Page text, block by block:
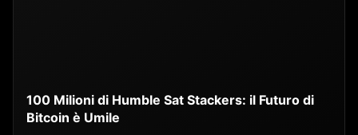
100 Milioni di Humble Sat Stackers: il Futuro di
Bitcoin è Umile